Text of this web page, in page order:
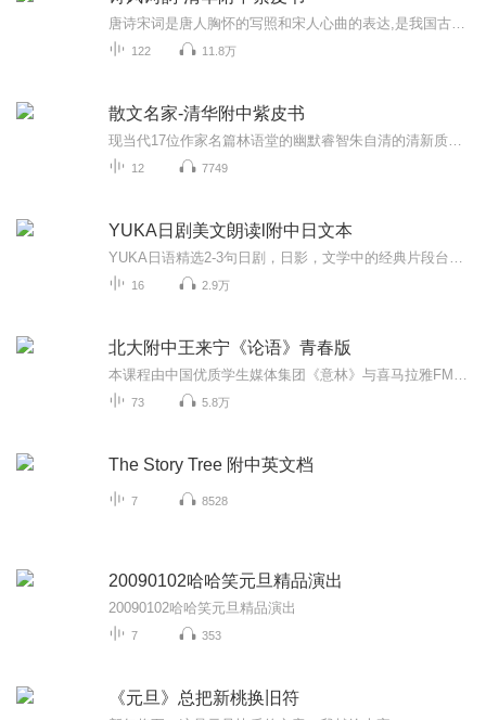
122 11.8万
散文名家-清华附中紫皮书
12 7749
YUKA日剧美文朗读l附中日文本
16 2.9万
北大附中王来宁《论语》青春版
73 5.8万
The Story Tree 附中英文档
7 8528
20090102哈哈笑元旦精品演出
20090102哈哈笑元旦精品演出
7 353
《元旦》总把新桃换旧符